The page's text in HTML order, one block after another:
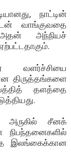
நாட்டின்
வாங்குவதை
அந்நியச்
வளர்ச்சியை
திருத்தங்களை
தளத்தை
அருகில் சீனக்
நிபந்தனைகளில்
இலங்கைக்கான